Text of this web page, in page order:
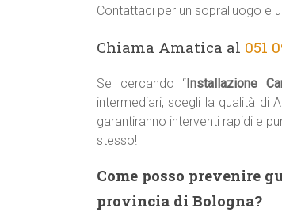
Contattaci per un sopralluogo e
Chiama Amatica al 051
Se cercando “Installazione
intermediari, scegli la qualità di
garantiranno interventi rapidi e
stesso!
Come posso prevenire
provincia di Bologna?